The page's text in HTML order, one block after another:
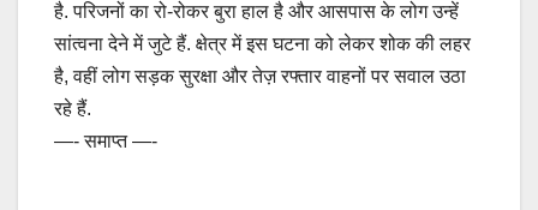
है. परिजनों का रो-रोकर बुरा हाल है और आसपास के लोग उन्हें
सांत्वना देने में जुटे हैं. क्षेत्र में इस घटना को लेकर शोक की लहर
है, वहीं लोग सड़क सुरक्षा और तेज़ रफ्तार वाहनों पर सवाल उठा
रहे हैं.
—- समाप्त —-